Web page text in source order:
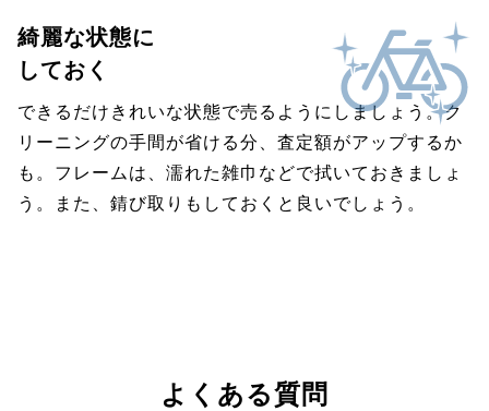
綺麗な状態に
しておく
できるだけきれいな状態で売るようにしましょう。ク
リーニングの手間が省ける分、査定額がアップするか
も。フレームは、濡れた雑巾などで拭いておきましょ
う。また、錆び取りもしておくと良いでしょう。
よくある質問